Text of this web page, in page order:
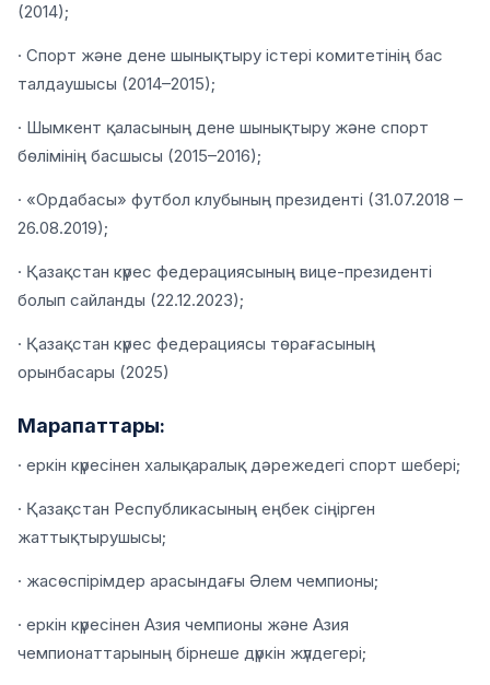
(2014);
· Спорт және дене шынықтыру істері комитетінің бас
талдаушысы (2014–2015);
· Шымкент қаласының дене шынықтыру және спорт
бөлімінің басшысы (2015–2016);
· «Ордабасы» футбол клубының президенті (31.07.2018 –
26.08.2019);
· Қазақстан күрес федерациясының вице-президенті
болып сайланды (22.12.2023);
· Қазақстан күрес федерациясы төрағасының
орынбасары (2025)
Марапаттары:
· еркін күресінен халықаралық дәрежедегі спорт шебері;
· Қазақстан Республикасының еңбек сіңірген
жаттықтырушысы;
· жасөспірімдер арасындағы Әлем чемпионы;
· еркін күресінен Азия чемпионы және Азия
чемпионаттарының бірнеше дүркін жүлдегері;